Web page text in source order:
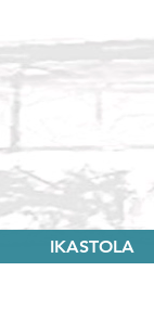
IKASTOLA